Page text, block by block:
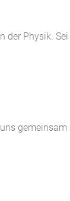
Physik.